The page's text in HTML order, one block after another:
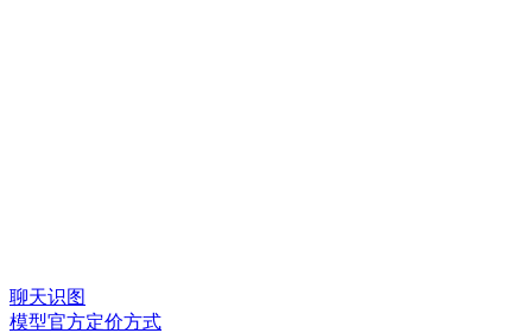
聊天识图
模型官方定价方式